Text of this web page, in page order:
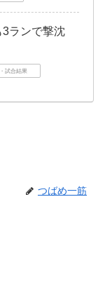
3ランで撃沈
試合結果
つばめ一筋